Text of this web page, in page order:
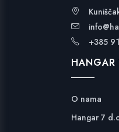
+385
HANGAR
O nama
Hangar 7